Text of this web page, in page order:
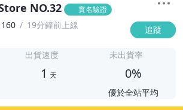
NO.32 實名驗證
160 19分鐘前上線 追蹤
出貨速度
1 天
未出貨率
0%
優於全站平均